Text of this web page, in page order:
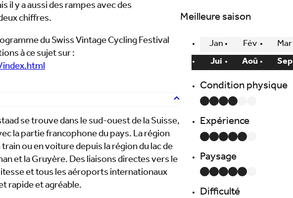
il y a aussi des rampes avec des
chiffres.
du Swiss Vintage Cycling Festival
à ce sujet sur :
index.html
se trouve dans le sud-ouest de la Suisse,
la partie francophone du pays. La région
ou en voiture depuis la région du lac de
et la Gruyère. Des liaisons directes vers le
et tous les aéroports internationaux
rapide et agréable.
Meilleure saison
Jan Fév Mar
Jui
Aoû Sep
Condition physique
Expérience
Paysage
Difficulté